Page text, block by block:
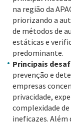
na região da
priorizando a
de métodos de
estáticas e
predominante.
Principais
prevenção e
empresas
privacidade,
complexidade
ineficazes. Além